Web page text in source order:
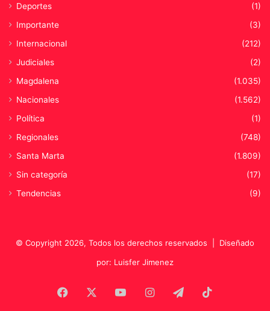
Deportes
(1)
Importante
(3)
Internacional
(212)
Judiciales
(2)
Magdalena
(1.035)
Nacionales
(1.562)
Política
(1)
Regionales
(748)
Santa Marta
(1.809)
Sin categoría
(17)
Tendencias
(9)
© Copyright 2026, Todos los derechos reservados | Diseñado
por: Luisfer Jimenez
Facebook YouTubeInstagramTelegram